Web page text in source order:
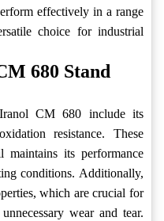
effectively in a range
choice for industrial
680 Stand
CM 680 include its
resistance. These
maintains its performance
conditions. Additionally,
which are crucial for
wear and tear.